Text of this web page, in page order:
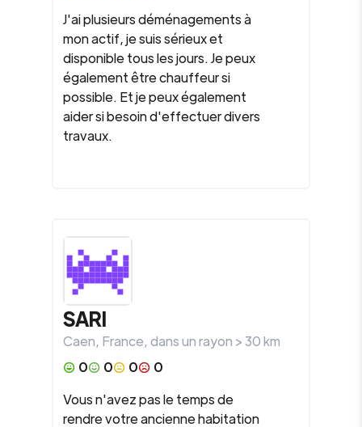
J'ai plusieurs déménagements à
mon actif, je suis sérieux et
disponible tous les jours. Je peux
également être chauffeur si
possible. Et je peux également
aider si besoin d'effectuer divers
travaux.
SARI
Caen, France, dans un rayon >30km
0
0 0
0
Vous n'avez pas le temps de
rendre votre ancienne habitation